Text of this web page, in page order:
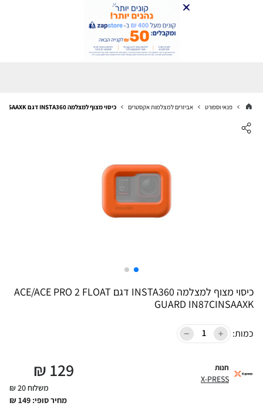
פנאי וספורט אביזרים למצלמות אקסטרים כיסוי מצוף למצלמה INSTA360 דגם ACE/ACE PRO 2 FLOAT GUARD IN87CINSAAXK
כיסוי מצוף למצלמה INSTA360 דגם ACE/ACE PRO 2 FLOAT
GUARD IN87CINSAAXK
כמות:
חנות
X-PRESS
129
₪
משלוח 20 ₪
מחיר סופי: 149
₪